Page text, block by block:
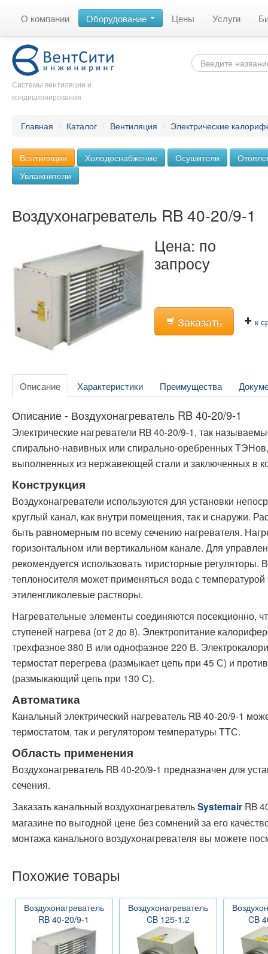
О компании Оборудование Цены Услуги
Системы вентиляции и
кондиционирования
Главная / Каталог / Вентиляция / Электрические
Вентиляция Холодоснабжение Осушители
Увлажнители
Воздухонагреватель RB 40-20/9-1
Цена: по
запросу
Заказать к
Описание Характеристики Преимущества
Описание - Воздухонагреватель RB 40-20/9-1
Электрические нагреватели RB 40-20/9-1, так
спирально-навивных или спирально-оребренных
выполненных из нержавеющей стали и заключенных в
Конструкция
Воздухонагреватели используются для установки
круглый канал, как внутри помещения, так и снаружи.
быть равномерным по всему сечению нагревателя.
горизонтальном или вертикальном канале. Для
рекомендуется использовать тиристорные регуляторы.
теплоносителя может применяться вода с
этиленгликолевые растворы.
Нагревательные элементы соединяются посекционно,
ступеней нагрева (от 2 до 8). Электропитание
трехфазное 380 В или однофазное 220 В.
термостат перегрева (размыкает цепь при 45 С) и
(размыкающий цепь при 130 С).
Автоматика
Канальный электрический нагреватель RB 40-20/9-1
термостатом, так и регулятором температуры ТТС.
Область применения
Воздухонагреватель RB 40-20/9-1 предназначен для
сечения.
Заказать канальный воздухонагревательSystemair RB
магазине по выгодной цене без сомнений за его
монтажа канального воздухонагревателя вы можете
Похожие товары
Воздухонагреватель
RB 40-20/9-1
Воздухонагреватель
CB 125-1.2
CB